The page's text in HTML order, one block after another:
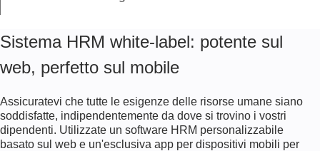
integrati, le metriche di soddisfazione e i commenti privati per rendere le
Assegnare le attrezzature ai dipendenti e monitorare le loro condizioni per
assicurarsi che le risorse dell'azienda siano ben gestite e mai sprecate.
Sistema HRM white-label: potente sul
web, perfetto sul mobile
Assicuratevi che tutte le esigenze delle risorse umane siano
soddisfatte, indipendentemente da dove si trovino i vostri
dipendenti. Utilizzate un software HRM personalizzabile
basato sul web e un'esclusiva app per dispositivi mobili per